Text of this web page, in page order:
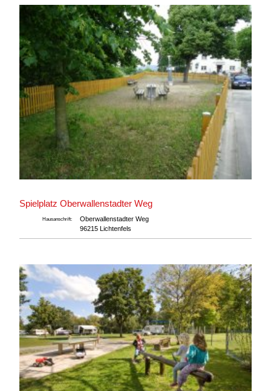
Spielplatz Oberwallenstadter Weg
Hausanschrift:
Oberwallenstadter Weg
96215 Lichtenfels